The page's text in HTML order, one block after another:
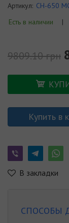
Артикул: CH-650
Есть в наличии
|
9809.10 грн
Купить в
В закладки
СПОСОБЫ